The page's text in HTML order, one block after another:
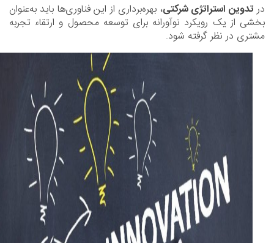
درتدوین استراتژی شرکتی، بهره‌برداری از این فناوری‌ها باید به‌عنوان
بخشی از یک رویکرد نوآورانه برای توسعه محصول و ارتقاء تجربه
مشتری در نظر گرفته شود.